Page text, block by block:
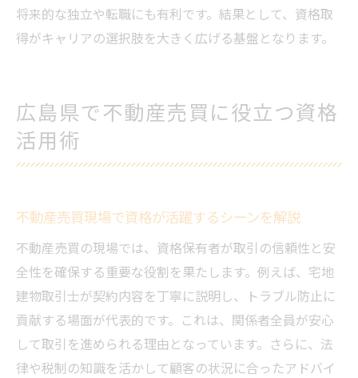
将来的な独立や転職にも有利です。結果として、資格取
得がキャリアの選択肢を大きく広げる基盤となります。
広島県で不動産売買に役立つ資格
活用術
不動産売買現場で資格が活躍するシーンを解説
不動産売買の現場では、資格保有者が取引の信頼性と安
全性を確保する重要な役割を果たします。例えば、宅地
建物取引士が契約内容を丁寧に説明し、トラブル防止に
貢献する場面が代表的です。これは、関係者全員が安心
して取引を進められる理由となっています。さらに、法
律や税制の知識を活かして顧客の状況に合ったアドバイ